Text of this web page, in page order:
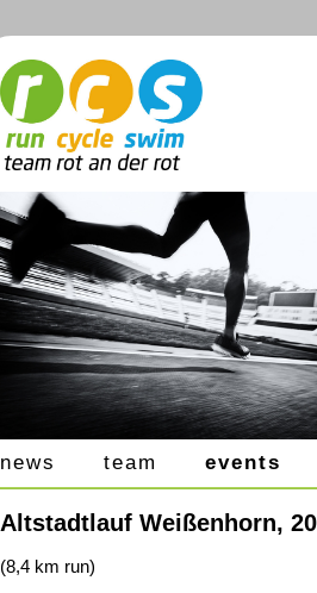
news team events
Altstadtlauf Weißenhorn,
(8,4 km run)